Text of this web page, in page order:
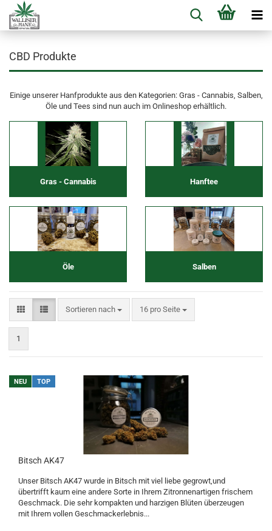
CBD Produkte
Einige unserer Hanfprodukte aus den Kategorien: Gras - Cannabis, Salben,
Öle und Tees sind nun auch im Onlineshop erhältlich.
Gras - Cannabis Hanftee
Öle Salben
Sortieren nach
Sortieren nach 16 pro Seite
pro Seite
1
NEU TOP
Bitsch AK47
Unser Bitsch AK47 wurde in Bitsch mit viel liebe gegrowt,und
übertrifft kaum eine andere Sorte in Ihrem Zitronnenartigen frischem
Geschmack. Die sehr kompakten und harzigen Blüten überzeugen
mit Ihrem vollen Geschmackerlebnis...